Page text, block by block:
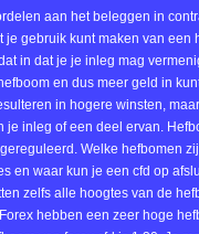
aan het beleggen in
je gebruik kunt maken van een
in dat je je inleg mag
en dus meer geld in
kan even zo goed
je inleg of een deel ervan.
Welke hefbomen
en waar kun je een cfd op
zelfs alle hoogtes van de